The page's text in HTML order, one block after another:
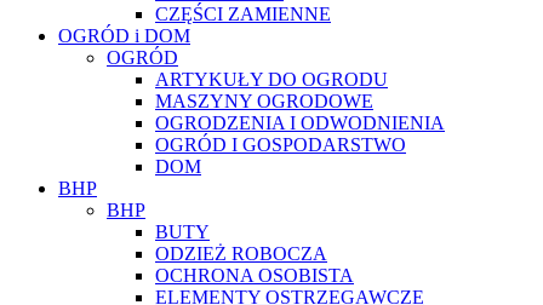
CZĘŚCI ZAMIENNE
OGRÓD i DOM
OGRÓD
ARTYKUŁY DO OGRODU
MASZYNY OGRODOWE
OGRODZENIA I ODWODNIENIA
OGRÓD I GOSPODARSTWO
DOM
BHP
BHP
BUTY
ODZIEŻ ROBOCZA
OCHRONA OSOBISTA
ELEMENTY OSTRZEGAWCZE